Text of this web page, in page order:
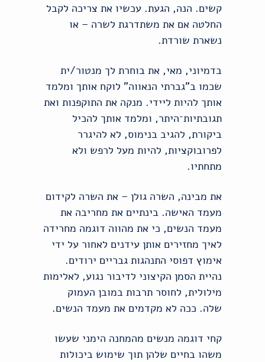
קשים. הנה, הגעת. עכשיו את צריכה לקבל
החלטה אם את משתדרגת לשרה – או
נשארת שורדת.
בדמיוני, מאי, את בוחרת לך מנטור/ית
שכמו ב"גברתי הנאווה" לוקח אותך ומלמד
אותך להיות ליידי. מנקה את התוקפנות ואת
תגובתיות־היתר, ומלמד אותך להכיל
ביקורת, להגיב בנימוס, לא להיגרר
לפרובוקציות, להיות מעל לרפש ולא
מתחתיו.
את מבינה, השרה גולן – את השרה לקידום
מעמד האישה. בינתיים את מחריבה את
מעמד הנשים, כי את מהווה דוגמה מחרידה
לאיך מחזירים אותן עידנים לאחור על ידי
אימוץ דפוסי התנהגות גבריים ירודים.
נהיית הסמן הקיצוני לדיבור נגוע, לאלימות
מילולית, לחוסר תרבות במובן העמוק
שלה. ככה לא מקדמים את מעמד הנשים.
קחי דוגמה מנשים מהמחנה הימני שעשו
משהו בחיים שלהן תוך שימוש ביכולות